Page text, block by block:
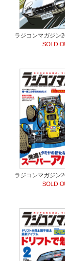
ラジコンマガジン
SOLD
ラジコンマガジン
SOLD